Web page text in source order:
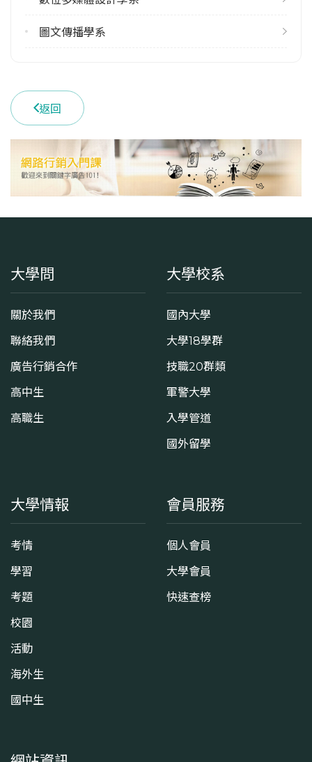
113學年度上學期
4
學系電話
(02)22368225 #3291
學系地址
臺北市文山區木柵路一段17巷1號
圖文傳播學系
返回
大學問
關於我們
聯絡我們
廣告行銷合作
高中生
高職生
大學校系
國內大學
大學18學群
技職20群類
軍警大學
入學管道
國外留學
大學情報
考情
學習
考題
校園
活動
海外生
國中生
會員服務
個人會員
大學會員
快速查榜